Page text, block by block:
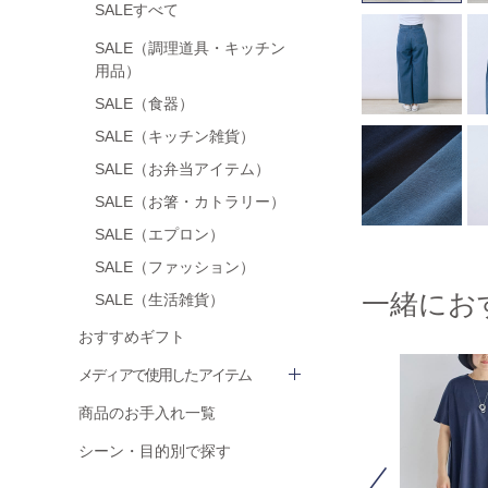
SALEすべて
SALE（調理道具・キッチン
用品）
SALE（食器）
SALE（キッチン雑貨）
SALE（お弁当アイテム）
SALE（お箸・カトラリー）
SALE（エプロン）
SALE（ファッション）
SALE（生活雑貨）
おすすめギフト
メディアで使用したアイテム
商品のお手入れ一覧
シーン・目的別で探す
一緒にお